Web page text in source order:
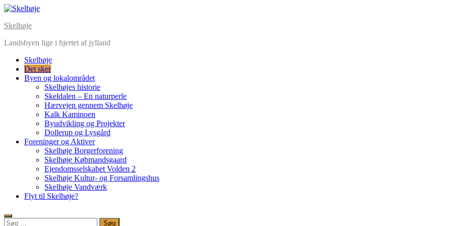
Skip
content
Skelhøje
Landsbyen lige i hjertet af jylland
Skelhøje
Det sker
Byen og lokalområdet
Skelhøjes historie
Skeldalen – En naturperle
Hærvejen gennem Skelhøje
Kalk Kaminoen
Byudvikling og Projekter
Dollerup og Lysgård
Foreninger og Aktiver
Skelhøje Borgerforening
Skelhøje Købmandsgaard
Ejendomsselskabet Volden 2
Skelhøje Kultur- og Forsamlingshus
Skelhøje Vandværk
Flyt til Skelhøje?
Søg